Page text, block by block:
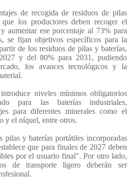
de recogida de residuos de pilas
que los productores deben recoger el
aumentar ese porcentaje al 73% para
se fijan objetivos específicos para la
de los residuos de pilas y baterías,
y del 80% para 2031, pudiendo
los avances tecnológicos y la
niveles mínimos obligatorios
para las baterías industriales,
para diferentes minerales como el
y el níquel, entre otros.
pilas y baterías portátiles incorporadas
que para finales de 2027 deben
por el usuario final". Por otro lado,
de transporte ligero deberán ser